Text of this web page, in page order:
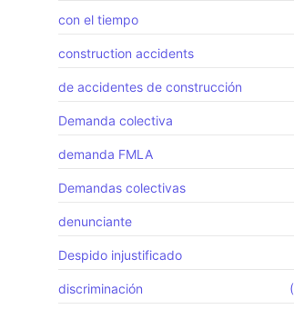
con el tiempo
construction accidents
de accidentes de construcción
Demanda colectiva
demanda FMLA
Demandas colectivas
denunciante
Despido injustificado
discriminación